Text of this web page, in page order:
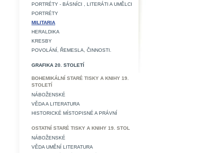
PORTRÉTY - BÁSNÍCI , LITERÁTI A UMĚLCI
PORTRÉTY
MILITARIA
HERALDIKA
KRESBY
POVOLÁNÍ, ŘEMESLA, ČINNOSTI.
GRAFIKA 20. STOLETÍ
BOHEMIKÁLNÍ STARÉ TISKY A KNIHY 19.
STOLETÍ
NÁBOŽENSKÉ
VĚDA A LITERATURA
HISTORICKÉ MÍSTOPISNÉ A PRÁVNÍ
OSTATNÍ STARÉ TISKY A KNIHY 19. STOL
NÁBOŽENSKÉ
VĚDA UMĚNÍ LITERATURA